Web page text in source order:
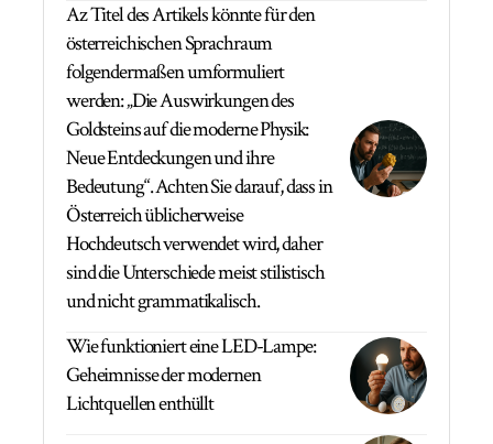
Az Titel des Artikels könnte für den
österreichischen Sprachraum
folgendermaßen umformuliert
werden: „Die Auswirkungen des
Goldsteins auf die moderne Physik:
Neue Entdeckungen und ihre
Bedeutung“. Achten Sie darauf, dass in
Österreich üblicherweise
Hochdeutsch verwendet wird, daher
sind die Unterschiede meist stilistisch
und nicht grammatikalisch.
Wie funktioniert eine LED-Lampe:
Geheimnisse der modernen
Lichtquellen enthüllt